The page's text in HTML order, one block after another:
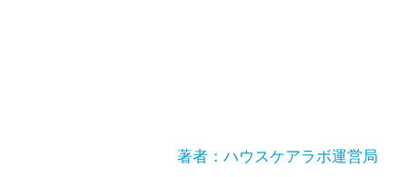
著者：ハウスケアラボ運営局